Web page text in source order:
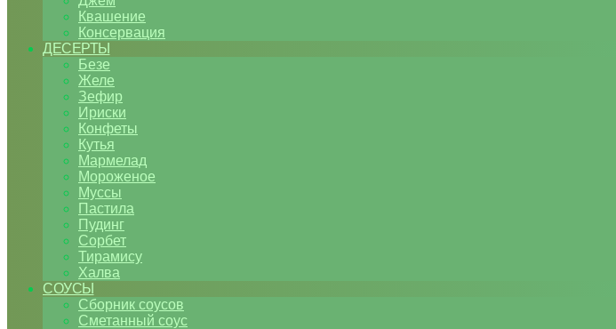
Квашение
Консервация
ДЕСЕРТЫ
Безе
Желе
Зефир
Ириски
Конфеты
Кутья
Мармелад
Мороженое
Муссы
Пастила
Пудинг
Сорбет
Тирамису
Халва
СОУСЫ
Сборник соусов
Сметанный соус